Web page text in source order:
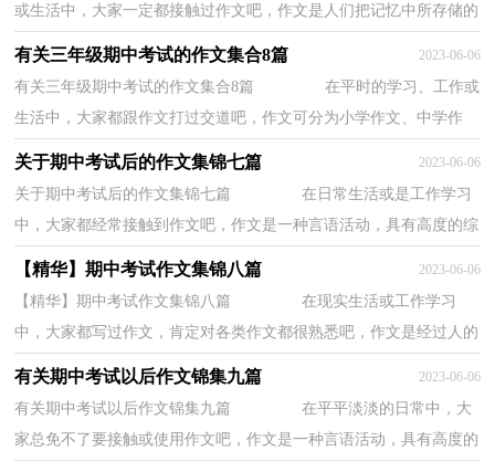
或生活中，大家一定都接触过作文吧，作文是人们把记忆中所存储的
有关三年级期中考试的作文集合8篇 2023-06-06
有关三年级期中考试的作文集合8篇 在平时的学习、工作或
生活中，大家都跟作文打过交道吧，作文可分为小学作文、中学作
关于期中考试后的作文集锦七篇 2023-06-06
关于期中考试后的作文集锦七篇 在日常生活或是工作学习
中，大家都经常接触到作文吧，作文是一种言语活动，具有高度的综
【精华】期中考试作文集锦八篇 2023-06-06
【精华】期中考试作文集锦八篇 在现实生活或工作学习
中，大家都写过作文，肯定对各类作文都很熟悉吧，作文是经过人的
有关期中考试以后作文锦集九篇 2023-06-06
有关期中考试以后作文锦集九篇 在平平淡淡的日常中，大
家总免不了要接触或使用作文吧，作文是一种言语活动，具有高度的